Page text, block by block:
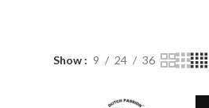
Show 9 24 36